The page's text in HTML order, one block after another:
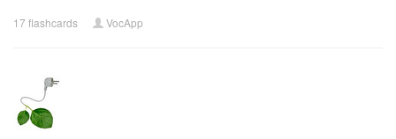
17 flashcards VocApp